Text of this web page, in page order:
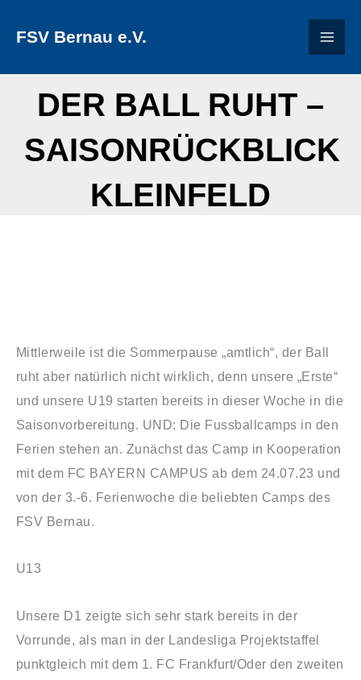
InhaltFSV Bernau e.V.
DER BALL RUHT –
SAISONRÜCKBLICK
KLEINFELD
Mittlerweile ist die Sommerpause „amtlich“, der Ball
ruht aber natürlich nicht wirklich, denn unsere „Erste“
und unsere U19 starten bereits in dieser Woche in die
Saisonvorbereitung. UND: Die Fussballcamps in den
Ferien stehen an. Zunächst das Camp in Kooperation
mit dem FC BAYERN CAMPUS ab dem 24.07.23 und
von der 3.-6. Ferienwoche die beliebten Camps des
FSV Bernau.
U13
Unsere D1 zeigte sich sehr stark bereits in der
Vorrunde, als man in der Landesliga Projektstaffel
punktgleich mit dem 1. FC Frankfurt/Oder den zweiten